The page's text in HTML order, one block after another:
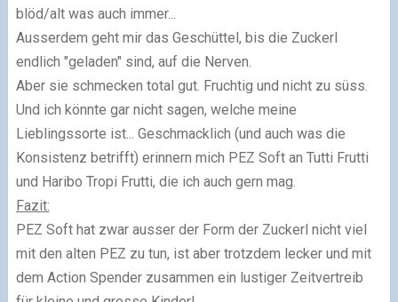
blöd/alt was auch immer...
Ausserdem geht mir das Geschüttel, bis die Zuckerl
endlich "geladen" sind, auf die Nerven.
Aber sie schmecken total gut. Fruchtig und nicht zu süss.
Und ich könnte gar nicht sagen, welche meine
Lieblingssorte ist... Geschmacklich (und auch was die
Konsistenz betrifft) erinnern mich PEZ Soft an Tutti Frutti
und Haribo Tropi Frutti, die ich auch gern mag.
Fazit:
PEZ Soft hat zwar ausser der Form der Zuckerl nicht viel
mit den alten PEZ zu tun, ist aber trotzdem lecker und mit
dem Action Spender zusammen ein lustiger Zeitvertreib